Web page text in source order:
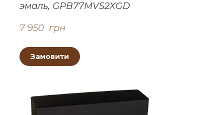
эмаль, GPB77MVS2XGD
7 950  грн
Замовити